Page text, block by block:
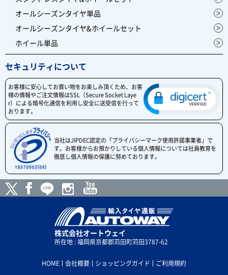
オールシーズンタイヤ単品
オールシーズンタイヤ&ホイールセット
ホイール単品
セキュリティについて
お客様に安心してお買い物をお楽しみ頂くため、お客
様の情報やご注文情報はSSL（Secure Socket Laye
r）による暗号化通信を利用し安全に送受信を行って
おります。
当社はJIPDEC認定の「プライバシーマーク使用許諾事業者」で
す。お客様からお預かりしている個人情報については社員教育を
徹底し個人情報の保護に努めております。
株式会社オートウェイ
所在地 : 福岡県京都郡苅田町苅田3787-62
HOME 会社概要 ショッピングガイド
ご利用規約